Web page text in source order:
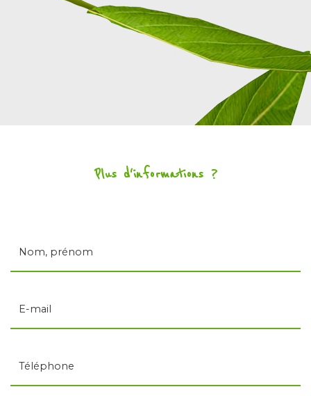
Plus d'informations ?
Nom, prénom
E-mail
Téléphone